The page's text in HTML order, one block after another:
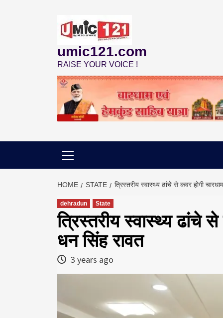
umic121.com
RAISE YOUR VOICE !
HOME STATE त्रिस्तरीय स्वास्थ्य ढांचे से कवर होगी
dehradun State
त्रिस्तरीय स्वास्थ्य ढांचे से
धन सिंह रावत
3 years ago